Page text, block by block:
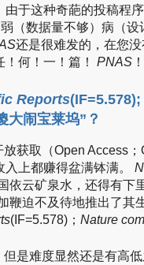
于这种奇葩的投稿程
（数据量不够）病（
还是很难发的，在您
何！一！篇！ PNAS
Reports(IF=5.578);
大闹宝莱坞”？
放获取（Open Access
上都赚得盆满钵满。
依云矿泉水，还得有下
鞭迫不及待地推出了其
(IF=5.578)； Nature
是难度显然还是有高